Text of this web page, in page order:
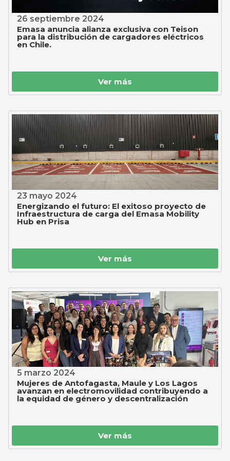
26 septiembre 2024
Emasa anuncia alianza exclusiva con Teison
para la distribución de cargadores eléctricos
en Chile.
Ver más
23 mayo 2024
Energizando el futuro: El exitoso proyecto de
Infraestructura de carga del Emasa Mobility
Hub en Prisa
Ver más
5 marzo 2024
Mujeres de Antofagasta, Maule y Los Lagos
avanzan en electromovilidad contribuyendo a
la equidad de género y descentralización
Ver más